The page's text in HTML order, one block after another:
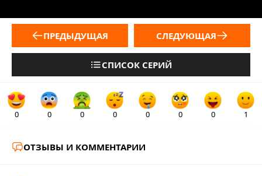
ПРЕДЫДУЩАЯ
СПИСОК СЕРИЙ
СЛЕДУЮЩАЯ
0 0 0 0 0 0 0 1
ОТЗЫВЫ И КОММЕНТАРИИ